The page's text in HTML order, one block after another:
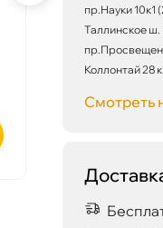
Фильтр
BIG FILTER
(CUK1829,
1 107 ₽1 165 ₽
пр.Науки 10к1
Таллинское ш.
Коллонтай 28
Смотреть